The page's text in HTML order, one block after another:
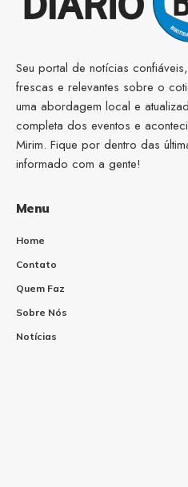
Seu portal de notícias
frescas e relevantes sobre o
uma abordagem local e
completa dos eventos e
Mirim. Fique por dentro das
informado com a gente!
Menu
Home
Contato
Quem Faz
Sobre Nós
Notícias